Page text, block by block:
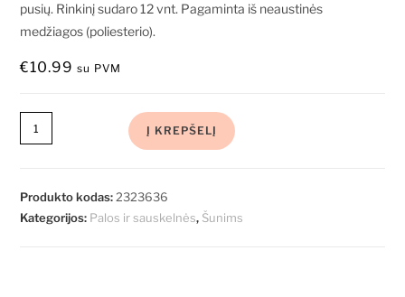
pusių. Rinkinį sudaro 12 vnt. Pagaminta iš neaustinės
medžiagos (poliesterio).
€10.99 su PVM
Į KREPŠELĮ
Produkto kodas:2323636
Kategorijos: Palos ir sauskelnės, Šunims